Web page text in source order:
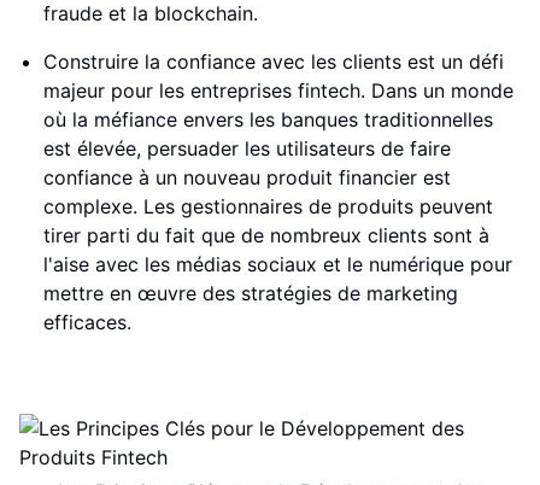
fraude et la blockchain.
Construire la confiance avec les clients est un défi
majeur pour les entreprises fintech. Dans un monde
où la méfiance envers les banques traditionnelles
est élevée, persuader les utilisateurs de faire
confiance à un nouveau produit financier est
complexe. Les gestionnaires de produits peuvent
tirer parti du fait que de nombreux clients sont à
l'aise avec les médias sociaux et le numérique pour
mettre en œuvre des stratégies de marketing
efficaces.